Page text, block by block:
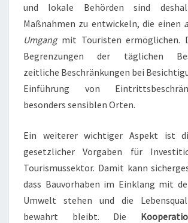
und lokale Behörden sind
Maßnahmen zu entwickeln, die einen
Umgangmit Touristen ermöglichen.
Begrenzungen der täglichen
zeitliche Beschränkungen bei
Einführung von
besonders sensiblen Orten.
Ein weiterer wichtiger Aspekt ist
gesetzlicher Vorgaben für
Tourismussektor. Damit kann
dass Bauvorhaben im Einklang mit
Umwelt stehen und die
bewahrt bleibt. Die